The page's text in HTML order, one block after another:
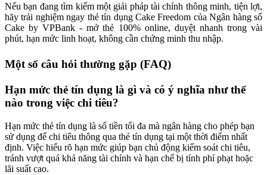
Nếu bạn đang tìm kiếm một giải pháp tài chính thông minh, tiện lợi,
hãy trải nghiệm ngay thẻ tín dụng Cake Freedom của Ngân hàng số
Cake by VPBank - mở thẻ 100% online, duyệt nhanh trong vài
phút, hạn mức linh hoạt, không cần chứng minh thu nhập.
Một số câu hỏi thường gặp (FAQ)
Hạn mức thẻ tín dụng là gì và có ý nghĩa như thế
nào trong việc chi tiêu?
Hạn mức thẻ tín dụng là số tiền tối đa mà ngân hàng cho phép bạn
sử dụng để chi tiêu thông qua thẻ tín dụng tại một thời điểm nhất
định. Việc hiểu rõ hạn mức giúp bạn chủ động kiểm soát chi tiêu,
tránh vượt quá khả năng tài chính và hạn chế bị tính phí phạt hoặc
lãi suất cao.